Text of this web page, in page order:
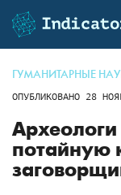
ГУМАНИТАРНЫЕ
ОПУБЛИКОВАНО 28
потайную